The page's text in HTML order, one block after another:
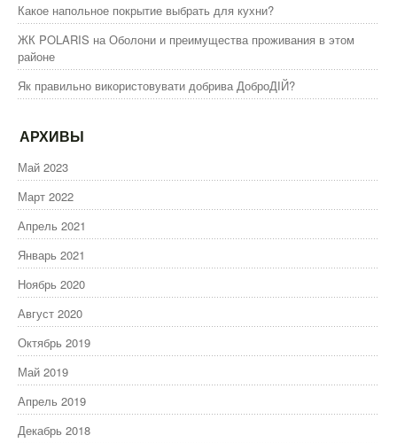
Какое напольное покрытие выбрать для кухни?
ЖК POLARIS на Оболони и преимущества проживания в этом
районе
Як правильно використовувати добрива ДоброДІЙ?
АРХИВЫ
Май 2023
Март 2022
Апрель 2021
Январь 2021
Ноябрь 2020
Август 2020
Октябрь 2019
Май 2019
Апрель 2019
Декабрь 2018